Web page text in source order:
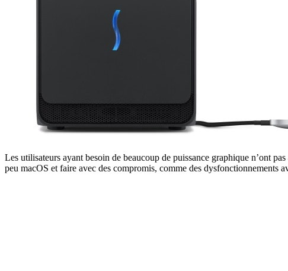
Les utilisateurs ayant besoin de beaucoup de puissance graphique n’ont
peu macOS et faire avec des compromis, comme des dysfonctionnements